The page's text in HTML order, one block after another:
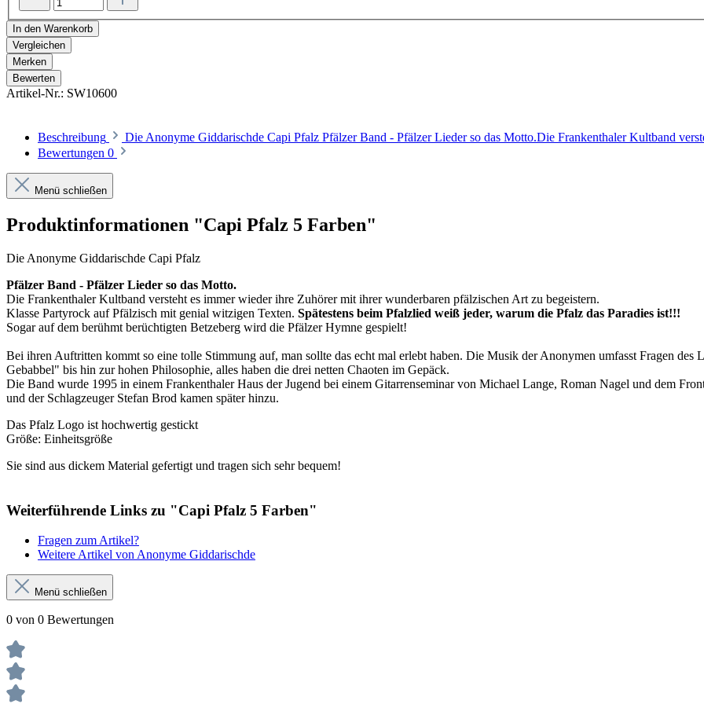
In den Warenkorb
Vergleichen
Merken
Bewerten
Artikel-Nr.: SW10600
Beschreibung Die Anonyme Giddarischde Capi Pfalz Pfälzer Band - Pfälzer Lieder so das Motto.Die Frankenthaler Kultband
Bewertungen 0
Menü schließen
Produktinformationen "Capi Pfalz 5 Farben"
Die Anonyme Giddarischde Capi Pfalz
Pfälzer Band - Pfälzer Lieder so das Motto.
Die Frankenthaler Kultband versteht es immer wieder ihre Zuhörer mit ihrer wunderbaren pfälzischen Art zu begeistern.
Klasse Partyrock auf Pfälzisch mit genial witzigen Texten. Spätestens beim Pfalzlied weiß jeder, warum die Pfalz das Paradies ist!!!
Sogar auf dem berühmt berüchtigten Betzeberg wird die Pfälzer Hymne gespielt!
Bei ihren Auftritten kommt so eine tolle Stimmung auf, man sollte das echt mal erlebt haben. Die Musik der Anonymen umfasst Fragen des
Gebabbel" bis hin zur hohen Philosophie, alles haben die drei netten Chaoten im Gepäck.
Die Band wurde 1995 in einem Frankenthaler Haus der Jugend bei einem Gitarrenseminar von Michael Lange, Roman Nagel und dem
und der Schlagzeuger Stefan Brod kamen später hinzu.
Das Pfalz Logo ist hochwertig gestickt
Größe: Einheitsgröße
Sie sind aus dickem Material gefertigt und tragen sich sehr bequem!
Weiterführende Links zu "Capi Pfalz 5 Farben"
Fragen zum Artikel?
Weitere Artikel von Anonyme Giddarischde
Menü schließen
0 von 0 Bewertungen